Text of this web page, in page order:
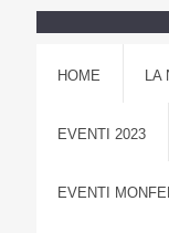
HOME LA
EVENTI 2023
EVENTI